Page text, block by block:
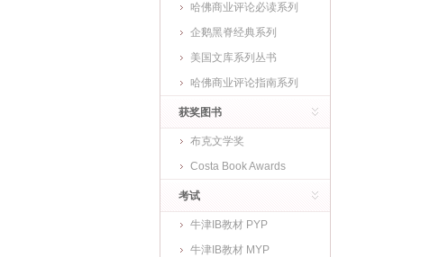
哈佛商业评论必读系列
企鹅黑脊经典系列
美国文库系列丛书
哈佛商业评论指南系列
获奖图书
布克文学奖
Costa Book Awards
考试
牛津IB教材 PYP
牛津IB教材 MYP